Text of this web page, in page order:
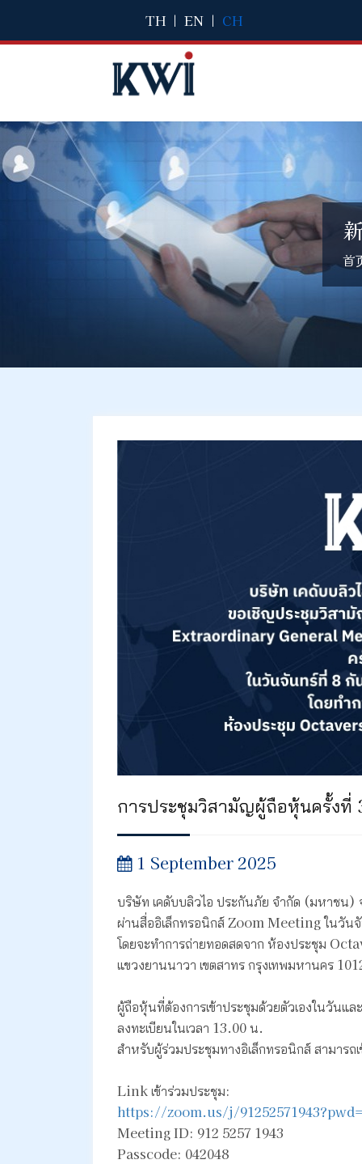
TH | EN | CH
首
การประชุมวิสามัญผู้ถือหุ้นครั้งที่
1 September 2025
บริษัท เคดับบลิวไอ ประกันภัย จำกัด (มหาชน
ผ่านสื่ออิเล็กทรอนิกส์ Zoom Meeting ในวัน
โดยจะทำการถ่ายทอดสดจาก ห้องประชุม
แขวงยานนาวา เขตสาทร กรุงเทพมหานคร
ผู้ถือหุ้นที่ต้องการเข้าประชุมด้วยตัวเองในวันแ
ลงทะเบียนในเวลา 13.00 น.
สำหรับผู้ร่วมประชุมทางอิเล็กทรอนิกส์ สามาร
Link เข้าร่วมประชุม:
https://zoom.us/j/
Meeting ID: 912 5257 1943
Passcode: 042048